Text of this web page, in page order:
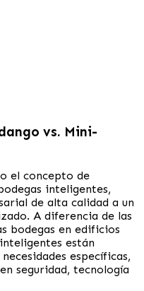
vs. Mini-
el concepto de
inteligentes,
de alta calidad a un
A diferencia de las
bodegas en edificios
están
específicas,
seguridad, tecnología